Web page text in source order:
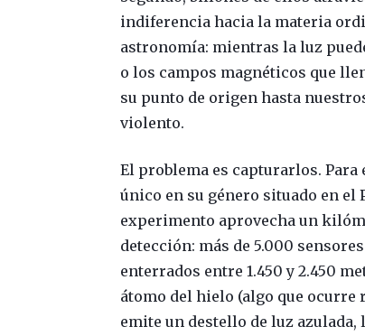
indiferencia hacia la materia
astronomía: mientras la luz
o los campos magnéticos que
su punto de origen hasta
violento.
El problema es capturarlos.
único en su género situado en el
experimento aprovecha un
detección: más de 5.000
enterrados entre 1.450 y 2.450
átomo del hielo (algo que ocurre
emite un destello de luz